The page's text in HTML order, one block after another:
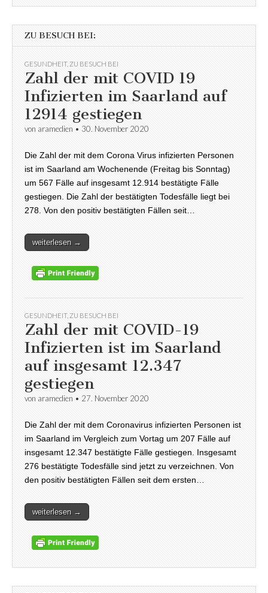
ZU BESUCH BEI:
GESUNDHEIT, ZU BESUCH BEI
Zahl der mit COVID 19
Infizierten im Saarland auf
12914 gestiegen
von aramedien • 30. November 2020
Die Zahl der mit dem Corona Virus infizierten Personen
ist im Saarland am Wochenende (Freitag bis Sonntag)
um 567 Fälle auf insgesamt 12.914 bestätigte Fälle
gestiegen. Die Zahl der bestätigten Todesfälle liegt bei
278. Von den positiv bestätigten Fällen seit…
weiterlesen →
GESUNDHEIT, ZU BESUCH BEI
Zahl der mit COVID-19
Infizierten ist im Saarland
auf insgesamt 12.347
gestiegen
von aramedien • 27. November 2020
Die Zahl der mit dem Coronavirus infizierten Personen ist
im Saarland im Vergleich zum Vortag um 207 Fälle auf
insgesamt 12.347 bestätigte Fälle gestiegen. Insgesamt
276 bestätigte Todesfälle sind jetzt zu verzeichnen. Von
den positiv bestätigten Fällen seit dem ersten…
weiterlesen →